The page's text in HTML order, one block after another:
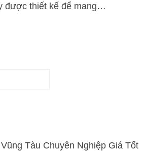
được thiết kế để mang…
Tàu Chuyên Nghiệp Giá Tốt